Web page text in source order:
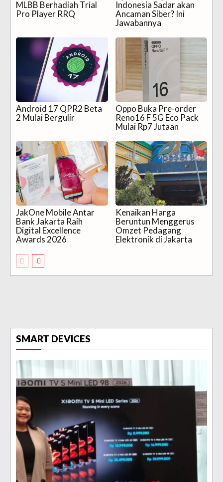
MLBB Berhadiah Trial
Pro Player RRQ
Indonesia Sadar akan
Ancaman Siber? Ini
Jawabannya
Android 17 QPR2 Beta
2 Mulai Bergulir
Oppo Buka Pre-order
Reno16 F 5G Eco Pack
Mulai Rp7 Jutaan
JakOne Mobile Antar
Bank Jakarta Raih
Digital Excellence
Awards 2026
Kenaikan Harga
Beruntun Menggerus
Omzet Pedagang
Elektronik di Jakarta
SMART DEVICES